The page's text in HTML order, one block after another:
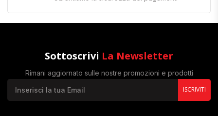
Sottoscrivi La Newsletter
Rimani aggiornato sulle nostre promozioni e prodotti
ISCRIVITI